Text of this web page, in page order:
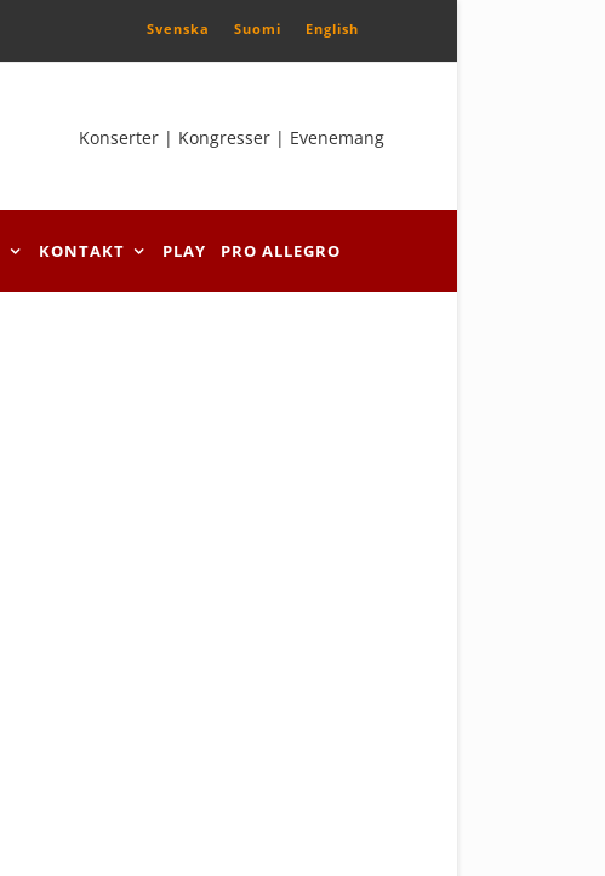
Svenska Suomi English
Konserter | Kongresser | Evenemang
KONTAKT PLAY PRO ALLEGRO